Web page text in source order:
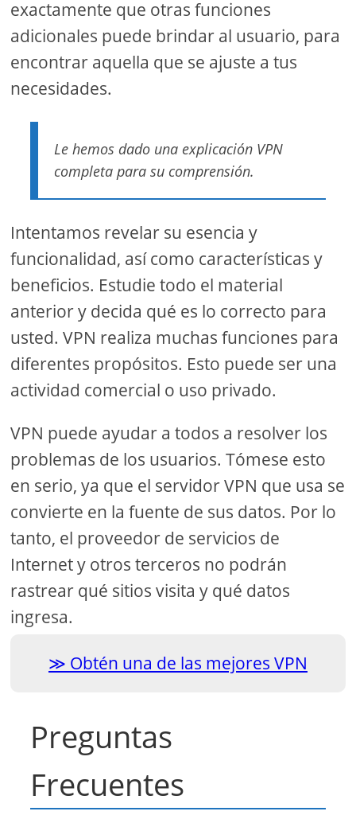
exactamente que otras funciones
adicionales puede brindar al usuario, para
encontrar aquella que se ajuste a tus
necesidades.
Le hemos dado una explicación VPN
completa para su comprensión.
Intentamos revelar su esencia y
funcionalidad, así como características y
beneficios. Estudie todo el material
anterior y decida qué es lo correcto para
usted. VPN realiza muchas funciones para
diferentes propósitos. Esto puede ser una
actividad comercial o uso privado.
VPN puede ayudar a todos a resolver los
problemas de los usuarios. Tómese esto
en serio, ya que el servidor VPN que usa se
convierte en la fuente de sus datos. Por lo
tanto, el proveedor de servicios de
Internet y otros terceros no podrán
rastrear qué sitios visita y qué datos
ingresa.
Obtén una de las mejores VPN
Preguntas
Frecuentes